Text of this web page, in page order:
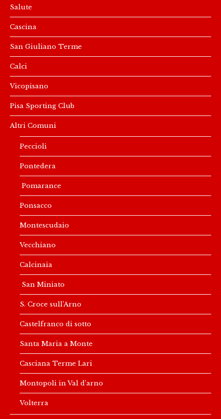
Salute
Cascina
San Giuliano Terme
Calci
Vicopisano
Pisa Sporting Club
Altri Comuni
Peccioli
Pontedera
Pomarance
Ponsacco
Montescudaio
Vecchiano
Calcinaia
San Miniato
S. Croce sull’Arno
Castelfranco di sotto
Santa Maria a Monte
Casciana Terme Lari
Montopoli in Val d’arno
Volterra